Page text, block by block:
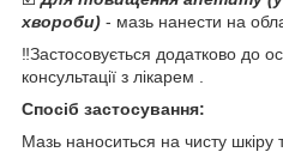
хвороби) - мазь нанести на
‼️Застосовується додатково до
консультації з лікарем .
Спосіб застосування:
Мазь наноситься на чисту